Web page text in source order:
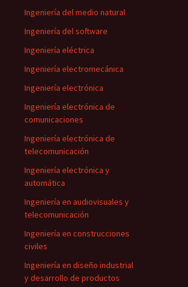
Ingeniería del medio natural
Ingeniería del software
Ingeniería eléctrica
Ingeniería electromecánica
Ingeniería electrónica
Ingeniería electrónica de
comunicaciones
Ingeniería electrónica de
telecomunicación
Ingeniería electrónica y
automática
Ingeniería en audiovisuales y
telecomunicación
Ingeniería en construcciones
civiles
Ingeniería en diseño industrial
y desarrollo de productos